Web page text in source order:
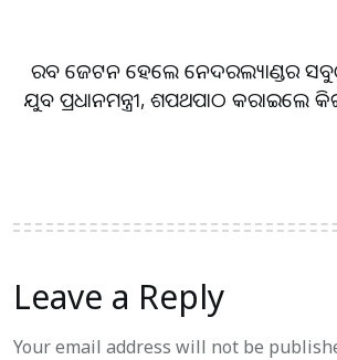
ରବ ଜେଟନ ହେଲେ ନେଦରଲ୍ୟାଣ୍ଡର
ଯୁବ ପ୍ରଧାନମନ୍ତ୍ରୀ, ଶପଥପାଠ କରାଇଲେ
Leave a Reply
Your email address will not be